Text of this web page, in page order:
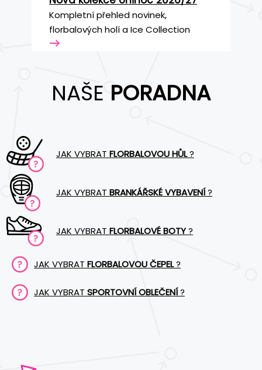
Kompletní přehled novinek,
florbalových holí a Ice Collection
NAŠE PORADNA
JAK VYBRAT FLORBALOVOU HŮL?
JAK VYBRAT BRANKÁŘSKÉ VYBAVENÍ?
JAK VYBRAT FLORBALOVÉ BOTY?
JAK VYBRAT FLORBALOVOU ČEPEL?
JAK VYBRAT SPORTOVNÍ OBLEČENÍ?